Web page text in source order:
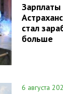
стал
больше
6 августа